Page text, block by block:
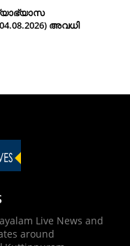
അവധി
Live News and
around